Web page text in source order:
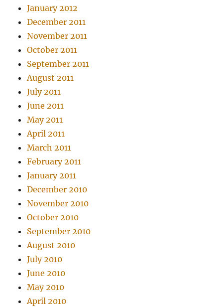
January 2012
December 2011
November 2011
October 2011
September 2011
August 2011
July 2011
June 2011
May 2011
April 2011
March 2011
February 2011
January 2011
December 2010
November 2010
October 2010
September 2010
August 2010
July 2010
June 2010
May 2010
April 2010